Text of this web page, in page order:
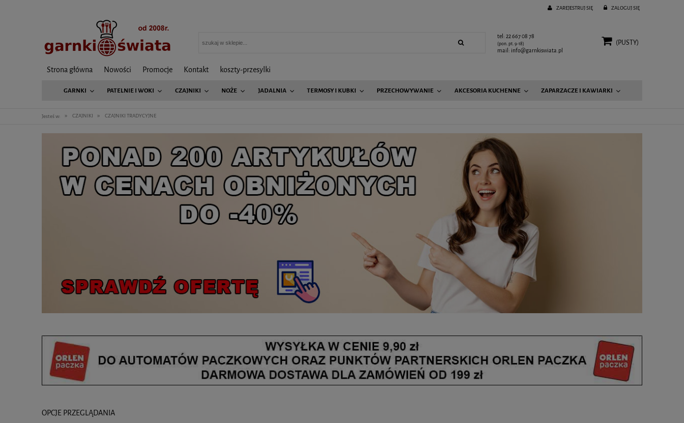
ZAREJESTRUJ SIĘ ZALOGUJ SIĘ
tel: 22 667 08 78
(pon. pt. 9-18)
mail: info@garnkiswiata.pl
(PUSTY)
Strona główna Nowości Promocje Kontakt koszty-przesylki
GARNKI PATELNIE I WOKI CZAJNIKI NOŻE JADALNIA TERMOSY I KUBKI PRZECHOWYWANIE AKCESORIA KUCHENNE ZAPARZACZE I KAWIARKI
Jesteś w: » CZAJNIKI » CZAJNIKI TRADYCYJNE
OPCJE PRZEGLĄDANIA